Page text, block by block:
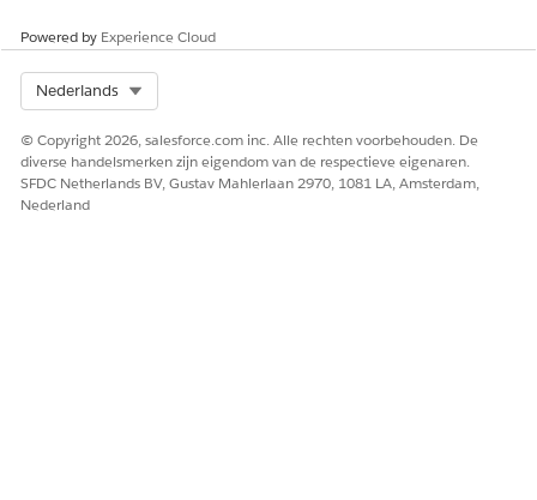
Powered by Experience Cloud
Nederlands
© Copyright 2026, salesforce.com inc. Alle rechten voorbehouden. De
diverse handelsmerken zijn eigendom van de respectieve eigenaren.
SFDC Netherlands BV, Gustav Mahlerlaan 2970, 1081 LA, Amsterdam,
Nederland